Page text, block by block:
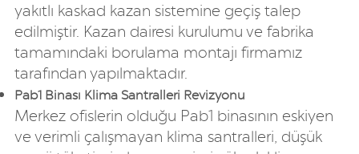
yakıtlı kaskad kazan sistemine geçiş talep
edilmiştir. Kazan dairesi kurulumu ve fabrika
tamamındaki borulama montajı firmamız
tarafından yapılmaktadır.
Pab1 Binası Klima Santralleri Revizyonu
Merkez ofislerin olduğu Pab1 binasının eskiyen
ve verimli çalışmayan klima santralleri, düşük